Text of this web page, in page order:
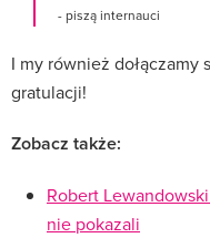
- piszą internauci
I my również dołączamy
gratulacji!
Zobacz także:
Robert
nie pokazali